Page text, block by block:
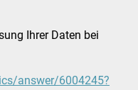
Ihrer Daten bei
answer/6004245?